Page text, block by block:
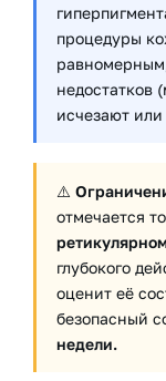
процедуры
недостатков
исчезают
⚠️
отмечается
глубокого
оценит её
безопасный
недели.